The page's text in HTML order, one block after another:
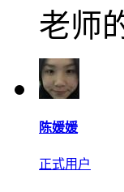
老师
陈媛媛
正式用户